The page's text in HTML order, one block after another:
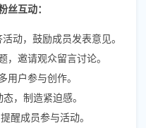
互动：
动，鼓励成员发表意见。
邀请观众留言讨论。
户参与创作。
，制造紧迫感。
醒成员参与活动。